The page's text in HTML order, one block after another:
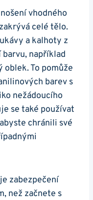
vhodného
celé tělo.
a kalhoty z
například
To pomůže
barev s
nežádoucího
se také používat
chránili své
zabezpečení
než začnete s